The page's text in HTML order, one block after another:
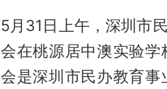
5月31日上午，深圳市
会在桃源居中澳实验
会是深圳市民办教育事